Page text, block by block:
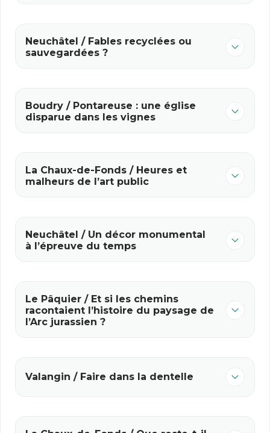
Neuchâtel / Fables recyclées ou
sauvegardées ?
Boudry / Pontareuse : une église
disparue dans les vignes
La Chaux-de-Fonds / Heures et
malheurs de l’art public
Neuchâtel / Un décor monumental
à l’épreuve du temps
Le Pâquier / Et si les chemins
racontaient l’histoire du paysage de
l’Arc jurassien ?
Valangin / Faire dans la dentelle